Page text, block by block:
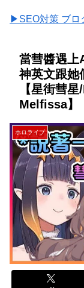
▶SEO対策 ブロ
當彗醬遇上
神英文跟她
【星街彗
Melfissa】
ホロライブ